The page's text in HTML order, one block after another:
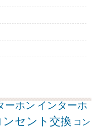
ーホン インターホ
ンセント交換 コン